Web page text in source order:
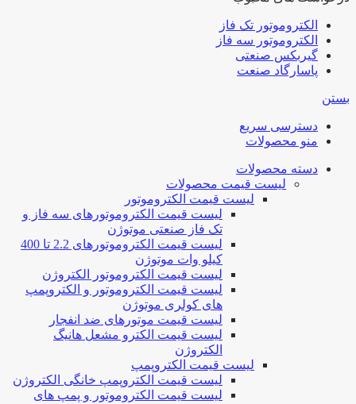
الکتروموتور تک فاز
الکتروموتور سه فاز
گیربکس صنعتی
پاسارگاد صنعت
بستن
دسترسی سریع
منو محصولات
دسته محصولات
لیست قیمت محصولات
لیست قیمت الکتروموتور
لیست قیمت الکتروموتورهای سه فاز و
تک فاز صنعتی موتوژن
لیست قیمت الکتروموتورهای 2.2 تا 400
کیلو وات موتوژن
لیست قیمت الکتروموتور الکتروژن
لیست قیمت الکتروموتور و الکتروپمپ
های کولری موتوژن
لیست قیمت موتورهای ضد انفجار
لیست قیمت الکترو مشعل هانیگ
الکتروژن
لیست قیمت الکتروپمپ
لیست قیمت الکتروپمپ خانگی الکتروژن
لیست قیمت الکتروموتور و پمپ های